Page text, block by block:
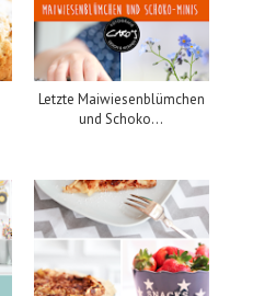
Letzte Maiwiesenblümchen
und Schoko...